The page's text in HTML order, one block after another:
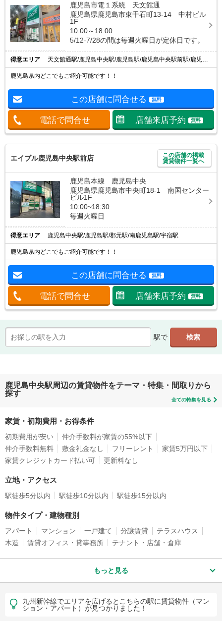
鹿児島市電１系統 天文館通
鹿児島県鹿児島市東千石町13-14 中村ビル
1F
10:00～18:00
5/12-7/28の間は毎週火曜日が定休日です。
得意エリア 天文館通駅/鹿児島中央駅/鹿児島駅/鹿児島中央駅前駅/鹿児島駅前駅
鹿児島県内どこでもご紹介可能です！！
この店舗に問合せる 無料
電話で問合せ 店舗来店予約 無料
エイブル鹿児島中央駅前店
この店舗の掲載
賃貸物件一覧へ
鹿児島本線 鹿児島中央
鹿児島県鹿児島市中央町18-1 南国センター
ビル1F
10:00~18:30
毎週火曜日
得意エリア 鹿児島中央駅/鹿児島駅/郡元駅/南鹿児島駅/宇宿駅
鹿児島県内どこでもご紹介可能です！！
この店舗に問合せる 無料
電話で問合せ 店舗来店予約 無料
駅で
鹿児島中央駅周辺の賃貸物件をテーマ・特集・間取りから
探す
全ての特集を見る
家賃・初期費用・お得条件
初期費用が安い
仲介手数料が家賃の55%以下
仲介手数料無料
敷金礼金なし フリーレント
家賃5万円以下
家賃クレジットカード払い可
更新料なし
立地・アクセス
駅徒歩5分以内 駅徒歩10分以内 駅徒歩15分以内
物件タイプ・建物種別
アパート マンション 一戸建て 分譲賃貸
テラスハウス
木造
賃貸オフィス・貸事務所 テナント・店舗・倉庫
もっと見る
九州新幹線でエリアを広げるとこちらの駅に賃貸物件（マン
ション・アパート）が見つかりました！